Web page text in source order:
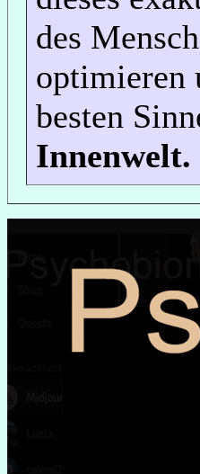
des
optimieren
besten
Innenwelt.